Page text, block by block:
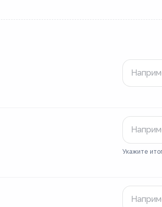
Укажите